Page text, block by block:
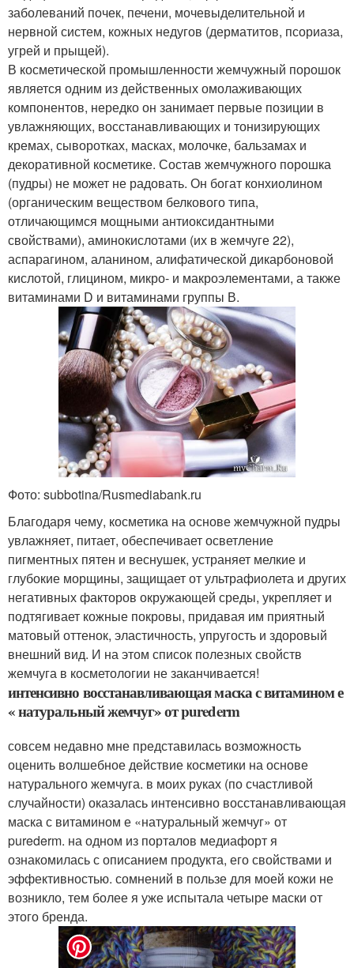
заболеваний почек, печени, мочевыделительной и
нервной систем, кожных недугов (дерматитов, псориаза,
угрей и прыщей).
В косметической промышленности жемчужный порошок
является одним из действенных омолаживающих
компонентов, нередко он занимает первые позиции в
увлажняющих, восстанавливающих и тонизирующих
кремах, сыворотках, масках, молочке, бальзамах и
декоративной косметике. Состав жемчужного порошка
(пудры) не может не радовать. Он богат конхиолином
(органическим веществом белкового типа,
отличающимся мощными антиоксидантными
свойствами), аминокислотами (их в жемчуге 22),
аспарагином, аланином, алифатической дикарбоновой
кислотой, глицином, микро- и макроэлементами, а также
витаминами D и витаминами группы В.
Фото: subbotina/Rusmediabank.ru
Благодаря чему, косметика на основе жемчужной пудры
увлажняет, питает, обеспечивает осветление
пигментных пятен и веснушек, устраняет мелкие и
глубокие морщины, защищает от ультрафиолета и других
негативных факторов окружающей среды, укрепляет и
подтягивает кожные покровы, придавая им приятный
матовый оттенок, эластичность, упругость и здоровый
внешний вид. И на этом список полезных свойств
жемчуга в косметологии не заканчивается!
интенсивно восстанавливающая маска с витамином е
« натуральный жемчуг» от purederm
совсем недавно мне представилась возможность
оценить волшебное действие косметики на основе
натурального жемчуга. в моих руках (по счастливой
случайности) оказалась интенсивно восстанавливающая
маска с витамином е «натуральный жемчуг» от
purederm. на одном из порталов медиафорт я
ознакомилась с описанием продукта, его свойствами и
эффективностью. сомнений в пользе для моей кожи не
возникло, тем более я уже испытала четыре маски от
этого бренда.